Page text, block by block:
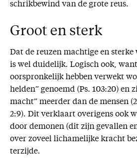
schrikbewind van de grote reus.
Groot en sterk
Dat de reuzen machtige en sterke
is wel duidelijk. Logisch ook,
oorspronkelijk hebben verwekt
helden” genoemd (Ps. 103:20) en
macht” meerder dan de mensen
2:9). Dit verklaart overigens ook
door demonen (dit zijn gevallen
over zoveel lichamelijke kracht
terzijde.